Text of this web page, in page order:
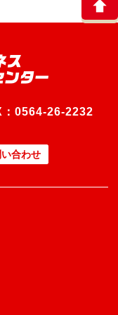
：0564-26-2232
合わせ